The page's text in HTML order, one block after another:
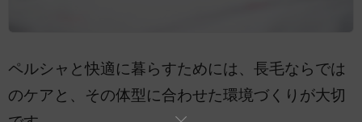
ペルシャと快適に暮らすためには、長毛ならでは
のケアと、その体型に合わせた環境づくりが大切